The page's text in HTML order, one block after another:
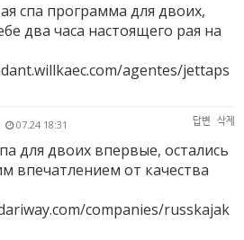
спа программа для двоих,
два часа настоящего рая на
agentes/jettaps
07.24 18:31 답변 삭제
для двоих впервые, остались
впечатлением от качества
companies/russkajak